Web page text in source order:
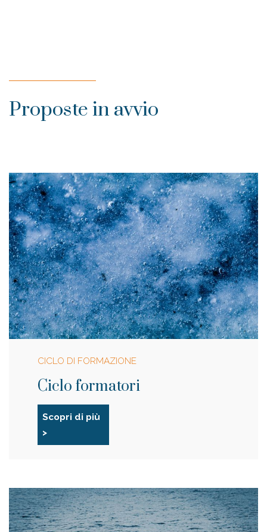
Proposte in avvio
CICLO DI FORMAZIONE
Ciclo formatori
Scopri di più
>